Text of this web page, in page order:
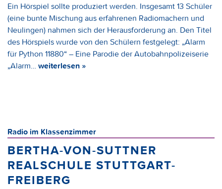
Ein Hörspiel sollte produziert werden. Insgesamt 13 Schüler
(eine bunte Mischung aus erfahrenen Radiomachern und
Neulingen) nahmen sich der Herausforderung an. Den Titel
des Hörspiels wurde von den Schülern festgelegt: „Alarm
für Python 11880“ – Eine Parodie der Autobahnpolizeiserie
„Alarm… weiterlesen »
Radio im Klassenzimmer
BERTHA-VON-SUTTNER
REALSCHULE STUTTGART-
FREIBERG